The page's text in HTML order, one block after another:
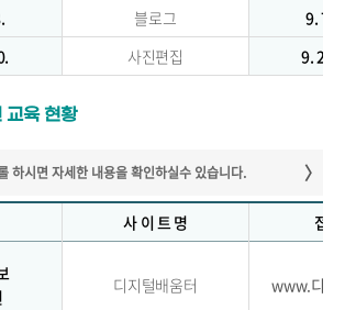
블로그
9.
사진편집 9.
교육 현황
사 이 트 명 접
디지털배움터 www.디지